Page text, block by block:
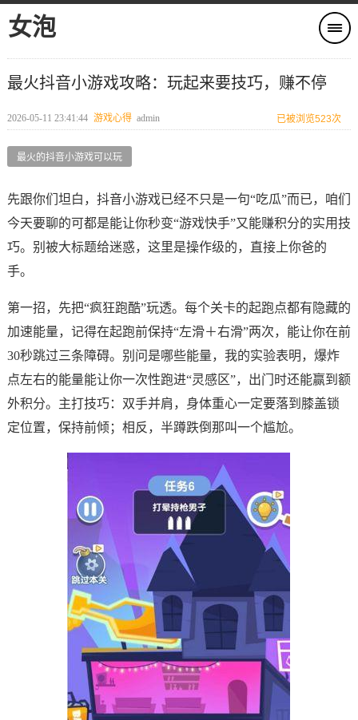
女泡
最火抖音小游戏攻略：玩起来要技巧，赚不停
2026-05-11 23:41:44 游戏心得 admin 已被浏览523次
最火的抖音小游戏可以玩
先跟你们坦白，抖音小游戏已经不只是一句“吃瓜”而已，咱们
今天要聊的可都是能让你秒变“游戏快手”又能赚积分的实用技
巧。别被大标题给迷惑，这里是操作级的，直接上你爸的
手。
第一招，先把“疯狂跑酷”玩透。每个关卡的起跑点都有隐藏的
加速能量，记得在起跑前保持“左滑＋右滑”两次，能让你在前
30秒跳过三条障碍。别问是哪些能量，我的实验表明，爆炸
点左右的能量能让你一次性跑进“灵感区”，出门时还能赢到额
外积分。主打技巧：双手并肩，身体重心一定要落到膝盖锁
定位置，保持前倾；相反，半蹲跌倒那叫一个尴尬。